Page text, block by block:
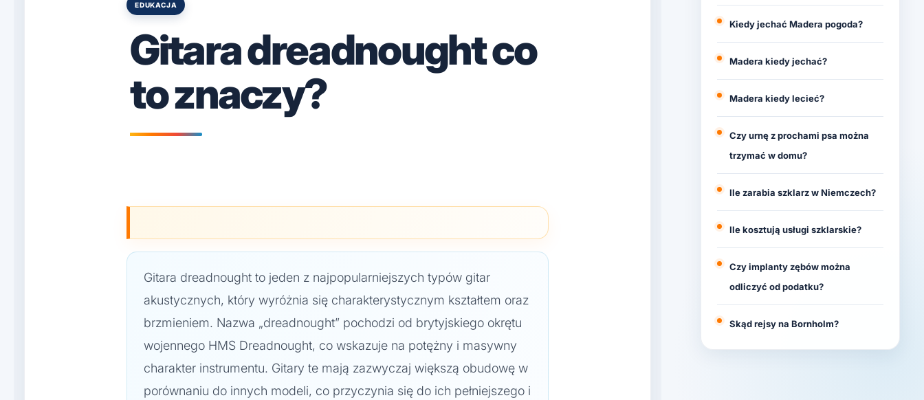
Posted
EDUKACJA
Gitara dreadnought co
to znaczy?
Gitara dreadnought to jeden z najpopularniejszych typów gitar
akustycznych, który wyróżnia się charakterystycznym kształtem oraz
brzmieniem. Nazwa „dreadnought” pochodzi od brytyjskiego okrętu
wojennego HMS Dreadnought, co wskazuje na potężny i masywny
charakter instrumentu. Gitary te mają zazwyczaj większą obudowę w
porównaniu do innych modeli, co przyczynia się do ich pełniejszego i
Kiedy jechać Madera pogoda?
Madera kiedy jechać?
Madera kiedy lecieć?
Czy urnę z prochami psa można
trzymać w domu?
Ile zarabia szklarz w Niemczech?
Ile kosztują usługi szklarskie?
Czy implanty zębów można
odliczyć od podatku?
Skąd rejsy na Bornholm?